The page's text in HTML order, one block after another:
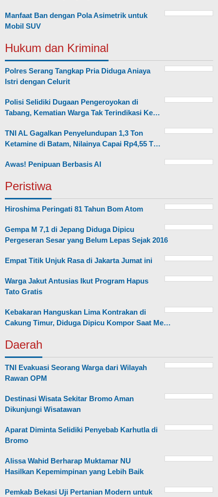
Manfaat Ban dengan Pola Asimetrik untuk
Mobil SUV
Hukum dan Kriminal
Polres Serang Tangkap Pria Diduga Aniaya
Istri dengan Celurit
Polisi Selidiki Dugaan Pengeroyokan di
Tabang, Kematian Warga Tak Terindikasi Ke…
TNI AL Gagalkan Penyelundupan 1,3 Ton
Ketamine di Batam, Nilainya Capai Rp4,55 T…
Awas! Penipuan Berbasis AI
Peristiwa
Hiroshima Peringati 81 Tahun Bom Atom
Gempa M 7,1 di Jepang Diduga Dipicu
Pergeseran Sesar yang Belum Lepas Sejak 2016
Empat Titik Unjuk Rasa di Jakarta Jumat ini
Warga Jakut Antusias Ikut Program Hapus
Tato Gratis
Kebakaran Hanguskan Lima Kontrakan di
Cakung Timur, Diduga Dipicu Kompor Saat Me…
Daerah
TNI Evakuasi Seorang Warga dari Wilayah
Rawan OPM
Destinasi Wisata Sekitar Bromo Aman
Dikunjungi Wisatawan
Aparat Diminta Selidiki Penyebab Karhutla di
Bromo
Alissa Wahid Berharap Muktamar NU
Hasilkan Kepemimpinan yang Lebih Baik
Pemkab Bekasi Uji Pertanian Modern untuk